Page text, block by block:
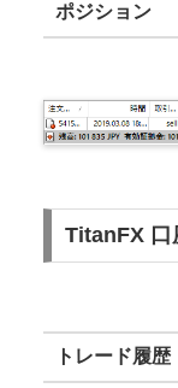
ポジション
TitanFX 口
トレード履歴